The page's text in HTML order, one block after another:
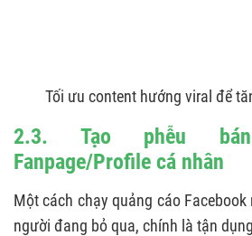
Tối ưu content hướng viral để
2.3. Tạo phễu
Fanpage/Profile cá nhân
Một cách chạy quảng cáo
người đang bỏ qua, chính là tận